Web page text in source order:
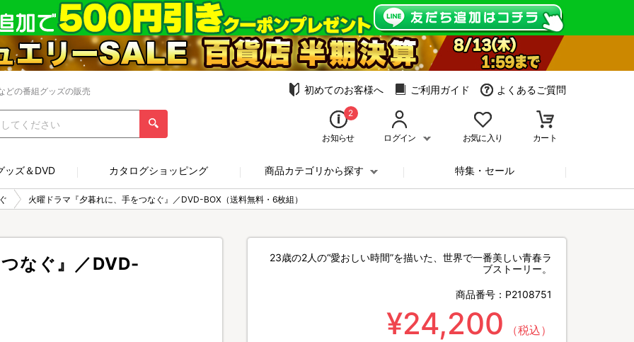
どの番組グッズの販売 初めてのお客様へ ご利用ガイド よくあるご質問
2
お知らせ ログイン お気に入り カート
ッズ＆DVD カタログショッピング 商品カテゴリから探す 特集・セール
火曜ドラマ『夕暮れに、手をつなぐ』／DVD-BOX（送料無料・6枚組）
なぐ』／DVD-
23歳の2人の“愛おしい時間”を描いた、世界で一番美しい青春ラ
ブストーリー。
商品番号： P2108751
¥24,200 （税込）